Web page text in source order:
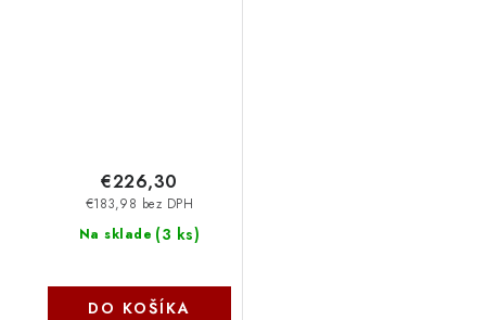
Na sklade (3 ks)
€183,98 bez DPH
€226,30
DO KOŠÍKA